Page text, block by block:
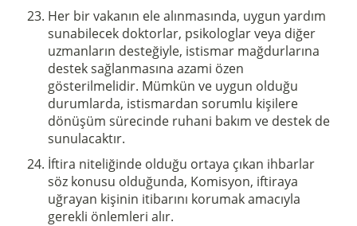
Her bir vakanın ele alınmasında, uygun yardım
sunabilecek doktorlar, psikologlar veya diğer
uzmanların desteğiyle, istismar mağdurlarına
destek sağlanmasına azami özen
gösterilmelidir. Mümkün ve uygun olduğu
durumlarda, istismardan sorumlu kişilere
dönüşüm sürecinde ruhani bakım ve destek de
sunulacaktır.
İftira niteliğinde olduğu ortaya çıkan ihbarlar
söz konusu olduğunda, Komisyon, iftiraya
uğrayan kişinin itibarını korumak amacıyla
gerekli önlemleri alır.